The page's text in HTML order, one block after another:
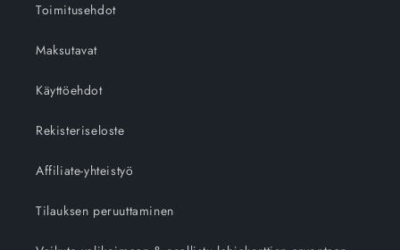
Toimitusehdot
Maksutavat
Käyttöehdot
Rekisteriseloste
Affiliate-yhteistyö
Tilauksen peruuttaminen